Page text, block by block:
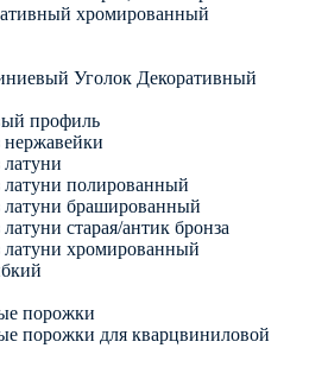
хромированный
Уголок Декоративный
профиль
полированный
брашированный
старая/антик бронза
хромированный
порожки
порожки для кварцвиниловой